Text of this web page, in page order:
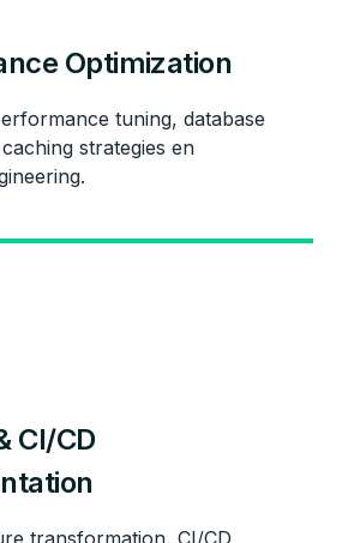
Optimization
tuning, database
strategies en
CI/CD
transformation, CI/CD